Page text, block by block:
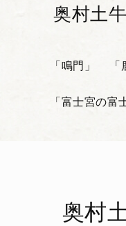
奥村土
「鳴門」 「
「富士宮の富
奥村